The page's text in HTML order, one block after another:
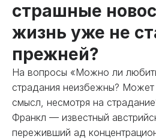
страшные
жизнь уже не
прежней?
На вопросы «Можно ли
страдания неизбежны?
смысл, несмотря на
Франкл — известный
переживший ад